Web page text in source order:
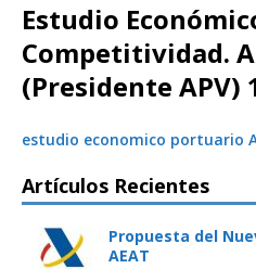
Propuesta del
Estudio
Competitividad.
(Presidente APV)
estudio economico portuario
Artículos Recientes
Propuesta del
AEAT